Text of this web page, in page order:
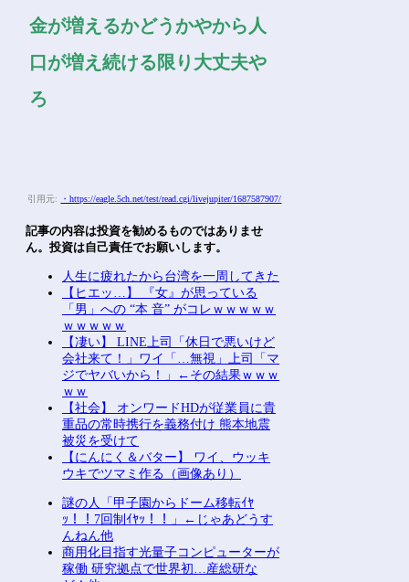
金が増えるかどうかやから人
口が増え続ける限り大丈夫や
ろ
引用元: ・https://eagle.5ch.net/test/read.cgi/livejupiter/1687587907/
記事の内容は投資を勧めるものではありませ
ん。投資は自己責任でお願いします。
人生に疲れたから台湾を一周してきた
【ヒエッ…】 『女』が思っている
「男」への “本 音” がコレｗｗｗｗｗ
ｗｗｗｗｗ
【凄い】 LINE上司「休日で悪いけど
会社来て！」ワイ「…無視」上司「マ
ジでヤバいから！」←その結果ｗｗｗ
ｗｗ
【社会】 オンワードHDが従業員に貴
重品の常時携行を義務付け 熊本地震
被災を受けて
【にんにく＆バター】 ワイ、ウッキ
ウキでツマミ作る（画像あり）
謎の人「甲子園からドーム移転ｲﾔ
ｯ！！7回制ｲﾔｯ！！」←じゃあどうす
んねん他
商用化目指す光量子コンピューターが
稼働 研究拠点で世界初…産総研な